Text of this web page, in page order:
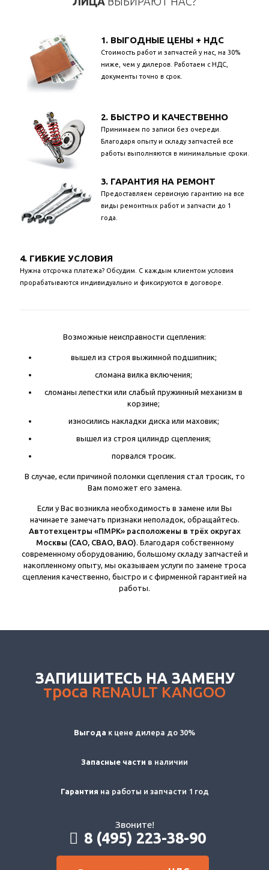
1. ВЫГОДНЫЕ ЦЕНЫ + НДС
Стоимость работ и запчастей у нас, на 30%
ниже, чем у дилеров. Работаем с НДС,
документы точно в срок.
2. БЫСТРО И КАЧЕСТВЕННО
Принимаем по записи без очереди.
Благодаря опыту и складу запчастей все
работы выполняются в минимальные сроки.
3. ГАРАНТИЯ НА РЕМОНТ
Предоставляем сервисную гарантию на все
виды ремонтных работ и запчасти до 1
года.
4. ГИБКИЕ УСЛОВИЯ
Нужна отсрочка платежа? Обсудим. С каждым клиентом условия
прорабатываются индивидуально и фиксируются в договоре.
Возможные неисправности сцепления:
вышел из строя выжимной подшипник;
сломана вилка включения;
сломаны лепестки или слабый пружинный механизм в
корзине;
износились накладки диска или маховик;
вышел из строя цилиндр сцепления;
порвался тросик.
В случае, если причиной поломки сцепления стал тросик, то
Вам поможет его замена.
Если у Вас возникла необходимость в замене или Вы
начинаете замечать признаки неполадок, обращайтесь.
Автотехцентры «ПМРК» расположены в трёх округах
Москвы (САО, СВАО, ВАО) . Благодаря собственному
современному оборудованию, большому складу запчастей и
накопленному опыту, мы оказываем услуги по замене троса
сцепления качественно, быстро и с фирменной гарантией на
работы.
ЗАПИШИТЕСЬ НА ЗАМЕНУ
троса RENAULT KANGOO
Выгода к цене дилера до 30%
Запасные части в наличии
Гарантия на работы и запчасти 1 год
Звоните!
8 (495) 223-38-90